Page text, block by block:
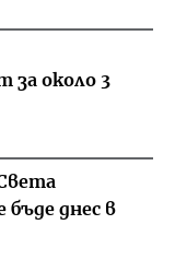
за около 3
бъде днес в